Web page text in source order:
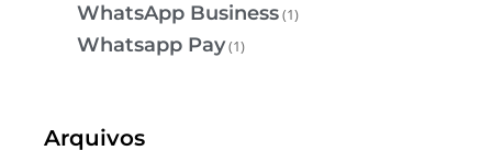
WhatsApp Business(1)
Whatsapp Pay(1)
Arquivos